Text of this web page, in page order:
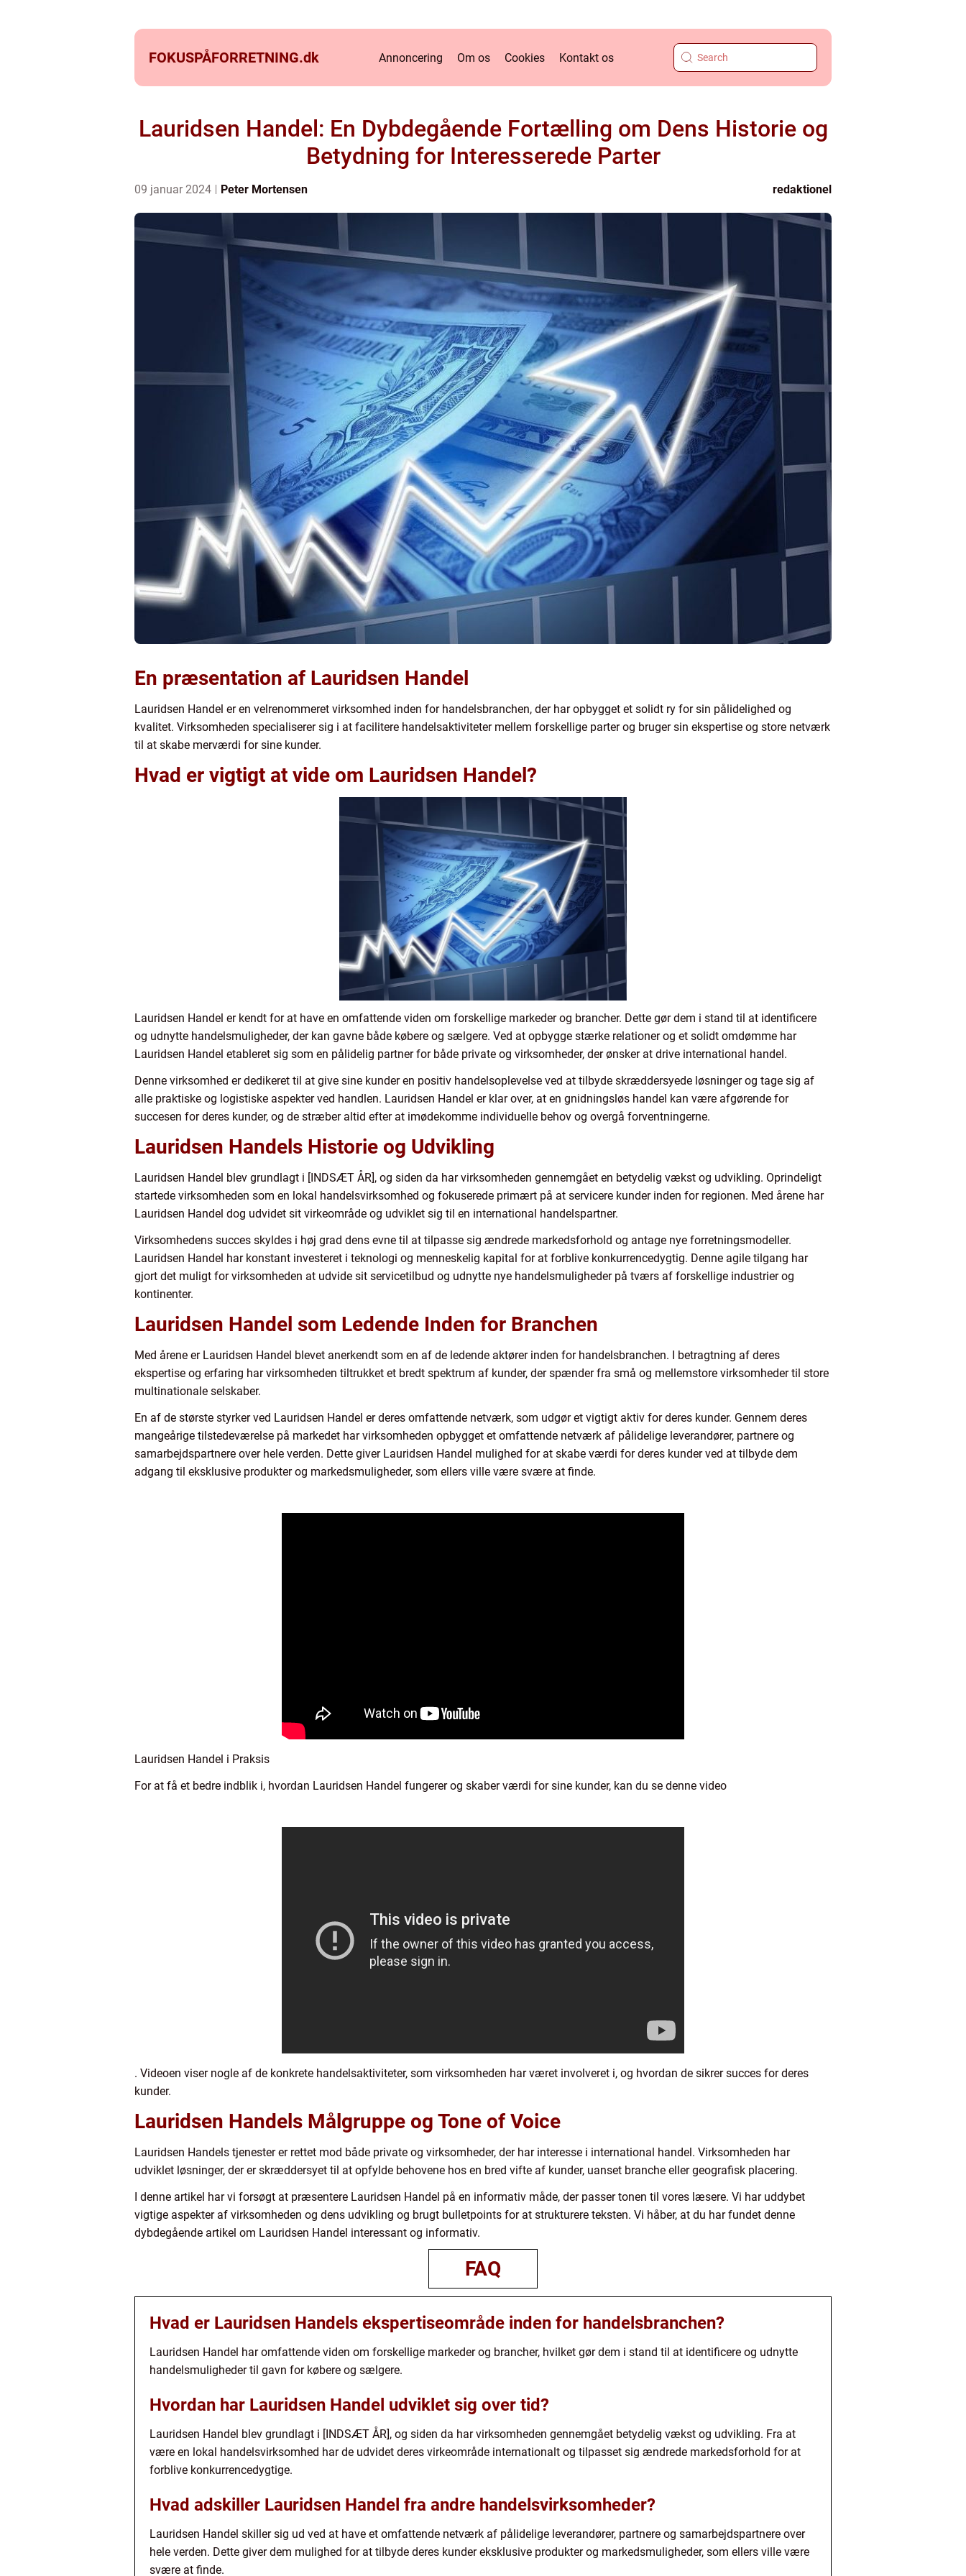
FOKUSPÅFORRETNING.dk Annoncering Om os Cookies Kontakt os
Lauridsen Handel: En Dybdegående Fortælling om Dens Historie og
Betydning for Interesserede Parter
09 januar 2024 Peter Mortensen redaktionel
En præsentation af Lauridsen Handel
Lauridsen Handel er en velrenommeret virksomhed inden for handelsbranchen, der har opbygget et solidt ry for sin pålidelighed og
kvalitet. Virksomheden specialiserer sig i at facilitere handelsaktiviteter mellem forskellige parter og bruger sin ekspertise og store netværk
til at skabe merværdi for sine kunder.
Hvad er vigtigt at vide om Lauridsen Handel?
Lauridsen Handel er kendt for at have en omfattende viden om forskellige markeder og brancher. Dette gør dem i stand til at identificere
og udnytte handelsmuligheder, der kan gavne både købere og sælgere. Ved at opbygge stærke relationer og et solidt omdømme har
Lauridsen Handel etableret sig som en pålidelig partner for både private og virksomheder, der ønsker at drive international handel.
Denne virksomhed er dedikeret til at give sine kunder en positiv handelsoplevelse ved at tilbyde skræddersyede løsninger og tage sig af
alle praktiske og logistiske aspekter ved handlen. Lauridsen Handel er klar over, at en gnidningsløs handel kan være afgørende for
succesen for deres kunder, og de stræber altid efter at imødekomme individuelle behov og overgå forventningerne.
Lauridsen Handels Historie og Udvikling
Lauridsen Handel blev grundlagt i [INDSÆT ÅR], og siden da har virksomheden gennemgået en betydelig vækst og udvikling. Oprindeligt
startede virksomheden som en lokal handelsvirksomhed og fokuserede primært på at servicere kunder inden for regionen. Med årene har
Lauridsen Handel dog udvidet sit virkeområde og udviklet sig til en international handelspartner.
Virksomhedens succes skyldes i høj grad dens evne til at tilpasse sig ændrede markedsforhold og antage nye forretningsmodeller.
Lauridsen Handel har konstant investeret i teknologi og menneskelig kapital for at forblive konkurrencedygtig. Denne agile tilgang har
gjort det muligt for virksomheden at udvide sit servicetilbud og udnytte nye handelsmuligheder på tværs af forskellige industrier og
kontinenter.
Lauridsen Handel som Ledende Inden for Branchen
Med årene er Lauridsen Handel blevet anerkendt som en af de ledende aktører inden for handelsbranchen. I betragtning af deres
ekspertise og erfaring har virksomheden tiltrukket et bredt spektrum af kunder, der spænder fra små og mellemstore virksomheder til store
multinationale selskaber.
En af de største styrker ved Lauridsen Handel er deres omfattende netværk, som udgør et vigtigt aktiv for deres kunder. Gennem deres
mangeårige tilstedeværelse på markedet har virksomheden opbygget et omfattende netværk af pålidelige leverandører, partnere og
samarbejdspartnere over hele verden. Dette giver Lauridsen Handel mulighed for at skabe værdi for deres kunder ved at tilbyde dem
adgang til eksklusive produkter og markedsmuligheder, som ellers ville være svære at finde.
Lauridsen Handel i Praksis
For at få et bedre indblik i, hvordan Lauridsen Handel fungerer og skaber værdi for sine kunder, kan du se denne video
. Videoen viser nogle af de konkrete handelsaktiviteter, som virksomheden har været involveret i, og hvordan de sikrer succes for deres
kunder.
Lauridsen Handels Målgruppe og Tone of Voice
Lauridsen Handels tjenester er rettet mod både private og virksomheder, der har interesse i international handel. Virksomheden har
udviklet løsninger, der er skræddersyet til at opfylde behovene hos en bred vifte af kunder, uanset branche eller geografisk placering.
I denne artikel har vi forsøgt at præsentere Lauridsen Handel på en informativ måde, der passer tonen til vores læsere. Vi har uddybet
vigtige aspekter af virksomheden og dens udvikling og brugt bulletpoints for at strukturere teksten. Vi håber, at du har fundet denne
dybdegående artikel om Lauridsen Handel interessant og informativ.
FAQ
Hvad er Lauridsen Handels ekspertiseområde inden for handelsbranchen?
Lauridsen Handel har omfattende viden om forskellige markeder og brancher, hvilket gør dem i stand til at identificere og udnytte
handelsmuligheder til gavn for købere og sælgere.
Hvordan har Lauridsen Handel udviklet sig over tid?
Lauridsen Handel blev grundlagt i [INDSÆT ÅR], og siden da har virksomheden gennemgået betydelig vækst og udvikling. Fra at
være en lokal handelsvirksomhed har de udvidet deres virkeområde internationalt og tilpasset sig ændrede markedsforhold for at
forblive konkurrencedygtige.
Hvad adskiller Lauridsen Handel fra andre handelsvirksomheder?
Lauridsen Handel skiller sig ud ved at have et omfattende netværk af pålidelige leverandører, partnere og samarbejdspartnere over
hele verden. Dette giver dem mulighed for at tilbyde deres kunder eksklusive produkter og markedsmuligheder, som ellers ville være
svære at finde.